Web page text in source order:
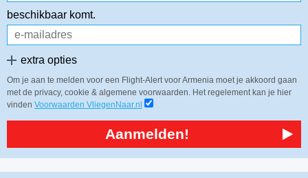
beschikbaar komt.
extra opties
Om je aan te melden voor een Flight-Alert voor Armenia moet je akkoord gaan
met de privacy, cookie & algemene voorwaarden. Het regelement kan je hier
vinden Voorwaarden VliegenNaar.nl
Aanmelden!